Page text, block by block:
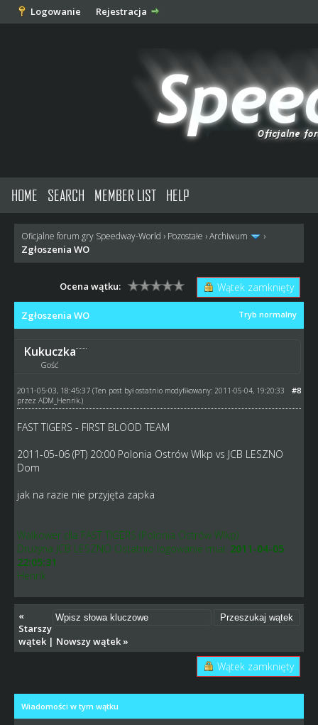
Logowanie Rejestracja
HOME SEARCH MEMBER LIST HELP
Oficjalne forum gry Speedway-World › Pozostałe ›Archiwum ›
Zgłoszenia WO
Wątek zamknięty
Ocena wątku:
Tryb normalny
Zgłoszenia WO
Kukuczka
Gość
#8
2011-05-03, 18:45:37 (Ten post był ostatnio modyfikowany: 2011-05-04, 19:20:33
przez ADM_Henrik.)
FAST TIGERS - FIRST BLOOD TEAM
2011-05-06 (PT) 20:00 Polonia Ostrów Wlkp vs JCB LESZNO
Dom
jak na razie nie przyjęta zapka
Walkower dla FAST TIGERS (Polonia Ostrów Wlkp)
Drużyna JCB LESZNO Ostatnio logowanie miał: 2011-04-05
22:05:31
Henrik
«
Starszy
wątek| Nowszy wątek»
Wątek zamknięty
Wiadomości w tym wątku